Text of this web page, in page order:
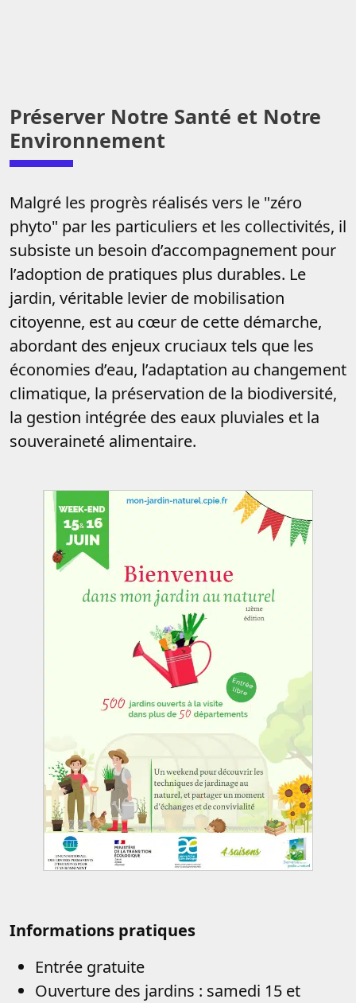
Préserver Notre Santé et Notre
Environnement
Malgré les progrès réalisés vers le "zéro
phyto" par les particuliers et les collectivités, il
subsiste un besoin d’accompagnement pour
l’adoption de pratiques plus durables. Le
jardin, véritable levier de mobilisation
citoyenne, est au cœur de cette démarche,
abordant des enjeux cruciaux tels que les
économies d’eau, l’adaptation au changement
climatique, la préservation de la biodiversité,
la gestion intégrée des eaux pluviales et la
souveraineté alimentaire.
Informations pratiques
Entrée gratuite
Ouverture des jardins : samedi 15 et